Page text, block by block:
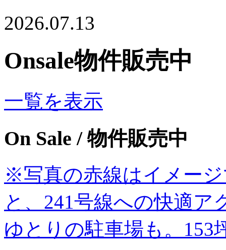
2026.07.13
Onsale物件販売中
一覧を表示
On Sale / 物件販売中
※写真の赤線はイメー
と、241号線への快適ア
ゆとりの駐車場も。